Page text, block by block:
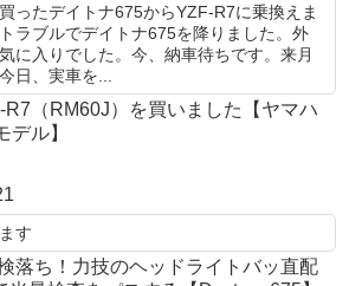
ったデイトナ675からYZF-R7に乗換えま
ラブルでデイトナ675を降りました。外
に入りでした。今、納車待ちです。来月
日、実車を...
R7（RM60J）を買いました【ヤマハ
デル】
す
落ち！力技のヘッドライトバッ直配